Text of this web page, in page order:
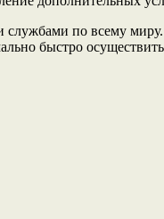
по всему
быстро